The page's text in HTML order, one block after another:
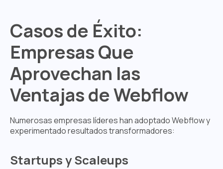
Casos de Éxito:
Empresas Que
Aprovechan las
Ventajas de Webflow
Numerosas empresas líderes han adoptado Webflow y
experimentado resultados transformadores:
Startups y Scaleups